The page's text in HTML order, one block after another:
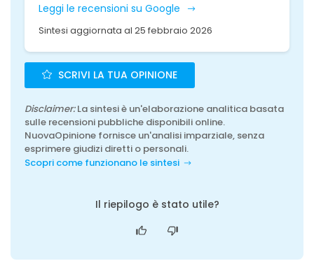
Leggi le recensioni su Google
Sintesi aggiornata al 25 febbraio 2026
SCRIVI LA TUA OPINIONE
Disclaimer:La sintesi è un'elaborazione analitica basata
sulle recensioni pubbliche disponibili online.
NuovaOpinione fornisce un'analisi imparziale, senza
esprimere giudizi diretti o personali.
Scopri come funzionano le sintesi
Il riepilogo è stato utile?